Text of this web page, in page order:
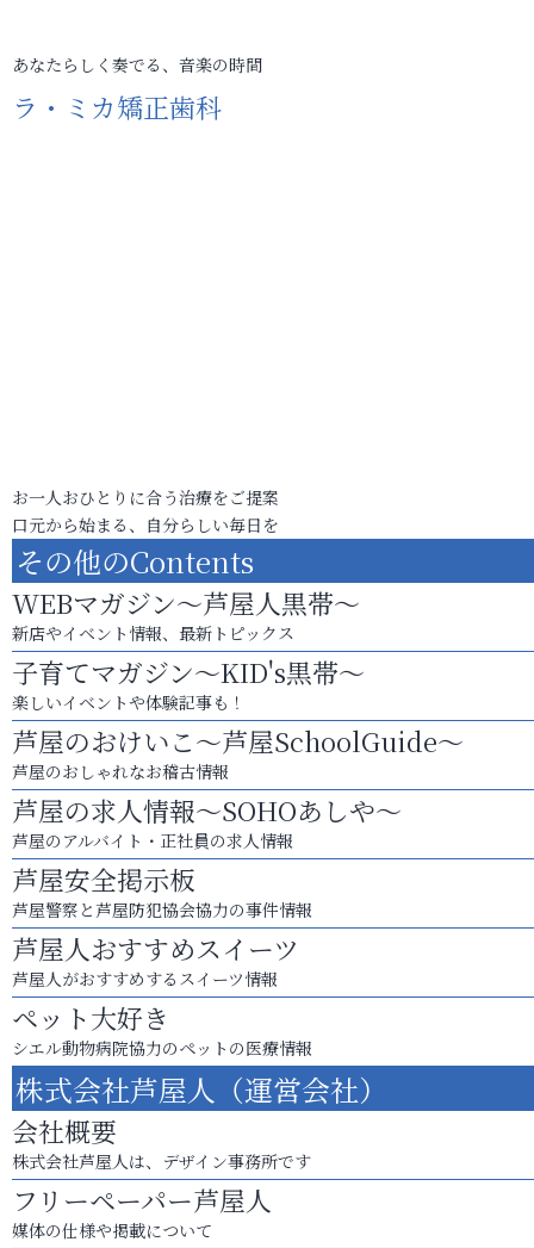
あなたらしく奏でる、音楽の時間
ラ・ミカ矯正歯科
お一人おひとりに合う治療をご提案
口元から始まる、自分らしい毎日を
その他のContents
WEBマガジン～芦屋人黒帯～
新店やイベント情報、最新トピックス
子育てマガジン～KID's黒帯～
楽しいイベントや体験記事も！
芦屋のおけいこ～芦屋SchoolGuide～
芦屋のおしゃれなお稽古情報
芦屋の求人情報～SOHOあしや～
芦屋のアルバイト・正社員の求人情報
芦屋安全掲示板
芦屋警察と芦屋防犯協会協力の事件情報
芦屋人おすすめスイーツ
芦屋人がおすすめするスイーツ情報
ペット大好き
シエル動物病院協力のペットの医療情報
株式会社芦屋人（運営会社）
会社概要
株式会社芦屋人は、デザイン事務所です
フリーペーパー芦屋人
媒体の仕様や掲載について